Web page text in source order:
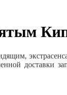
доставки